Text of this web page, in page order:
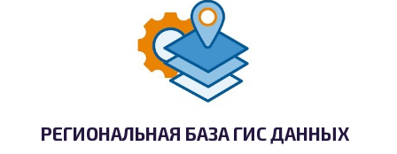
РЕГИОНАЛЬНАЯ БАЗА ГИС ДАННЫХ